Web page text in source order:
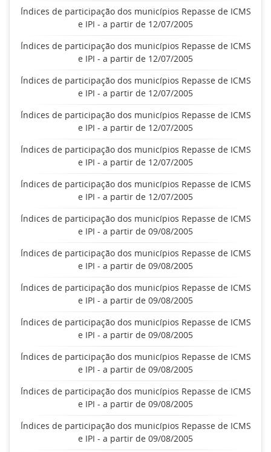
Índices de participação dos municípios Repasse de ICMS
e IPI - a partir de 12/07/2005
Índices de participação dos municípios Repasse de ICMS
e IPI - a partir de 12/07/2005
Índices de participação dos municípios Repasse de ICMS
e IPI - a partir de 12/07/2005
Índices de participação dos municípios Repasse de ICMS
e IPI - a partir de 12/07/2005
Índices de participação dos municípios Repasse de ICMS
e IPI - a partir de 12/07/2005
Índices de participação dos municípios Repasse de ICMS
e IPI - a partir de 12/07/2005
Índices de participação dos municípios Repasse de ICMS
e IPI - a partir de 09/08/2005
Índices de participação dos municípios Repasse de ICMS
e IPI - a partir de 09/08/2005
Índices de participação dos municípios Repasse de ICMS
e IPI - a partir de 09/08/2005
Índices de participação dos municípios Repasse de ICMS
e IPI - a partir de 09/08/2005
Índices de participação dos municípios Repasse de ICMS
e IPI - a partir de 09/08/2005
Índices de participação dos municípios Repasse de ICMS
e IPI - a partir de 09/08/2005
Índices de participação dos municípios Repasse de ICMS
e IPI - a partir de 09/08/2005